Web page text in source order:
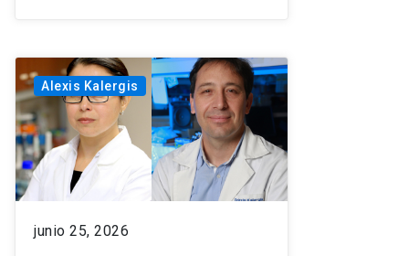
Alexis Kalergis
junio 25, 2026